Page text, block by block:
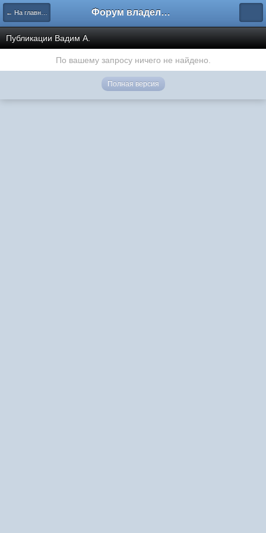
← На главную Форум владельцев интернет-магазинов
Публикации Вадим А.
По вашему запросу ничего не найдено.
Полная версия